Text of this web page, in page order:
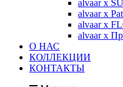
alvaar x
alvaar x
alvaar x
alvaar x
О НАС
КОЛЛЕКЦИИ
КОНТАКТЫ